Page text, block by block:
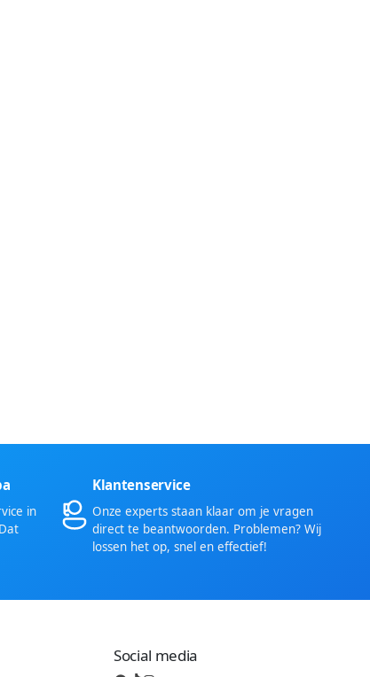
in
Klantenservice
Onze experts staan klaar om je vragen
direct te beantwoorden. Problemen? Wij
lossen het op, snel en effectief!
Social media